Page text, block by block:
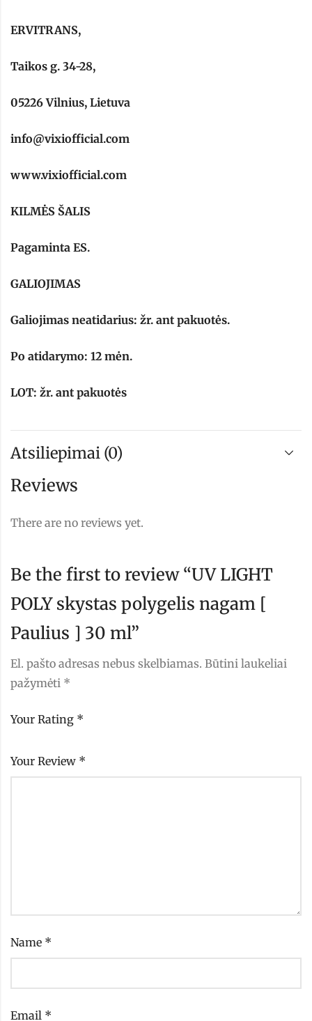
ERVITRANS,
Taikos g. 34-28,
05226 Vilnius, Lietuva
info@vixiofficial.com
www.vixiofficial.com
KILMĖS ŠALIS
Pagaminta ES.
GALIOJIMAS
Galiojimas neatidarius: žr. ant pakuotės.
Po atidarymo: 12 mėn.
LOT: žr. ant pakuotės
Atsiliepimai (0)
Reviews
There are no reviews yet.
Be the first to review “UV LIGHT
POLY skystas polygelis nagam [
Paulius ] 30 ml”
El. pašto adresas nebus skelbiamas. Būtini laukeliai
pažymėti *
Your Rating *
Your Review *
Name *
Email *